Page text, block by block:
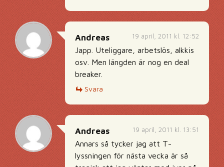
19 april, 2011 kl. 12:52
Andreas
Japp. Uteliggare, arbetslös, alkkis
osv. Men längden är nog en deal
breaker.
Svara
19 april, 2011 kl. 13:51
Andreas
Annars så tycker jag att T-
lyssningen för nästa vecka är så